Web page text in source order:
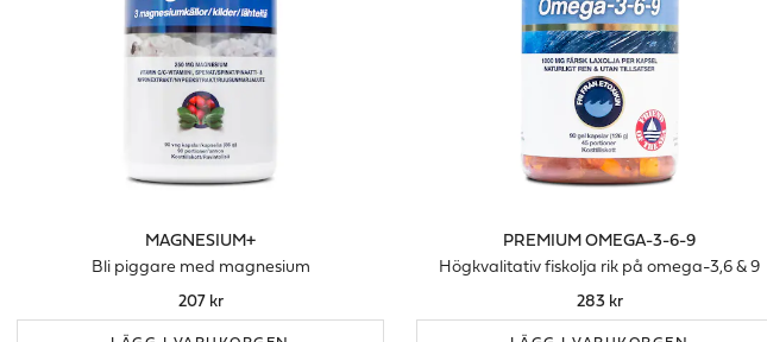
MAGNESIUM+
Bli piggare med magnesium
207 kr
PREMIUM OMEGA-3-6-9
Högkvalitativ fiskolja rik på omega-3,6 & 9
283 kr